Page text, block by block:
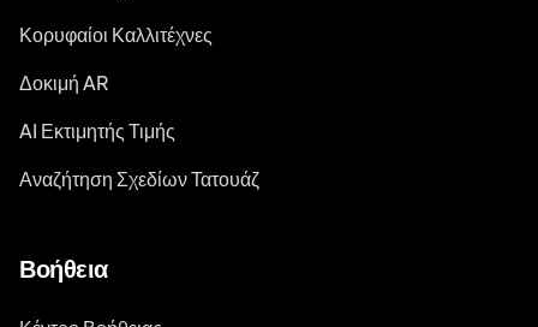
Κορυφαίοι Καλλιτέχνες
Δοκιμή AR
AI Εκτιμητής Τιμής
Αναζήτηση Σχεδίων Τατουάζ
Βοήθεια